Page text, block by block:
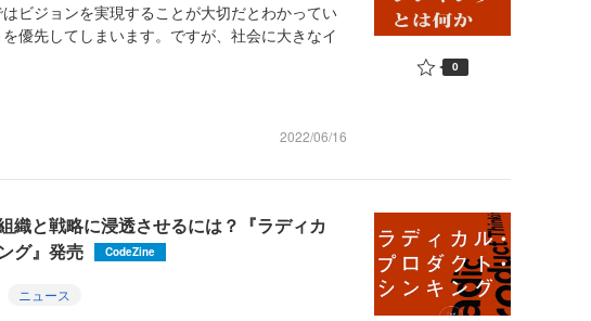
ビジョンを実現することが大切だとわかってい
優先してしまいます。ですが、社会に大きなイ
2022/06/16
0
織と戦略に浸透させるには？『ラディカ
グ』発売
CodeZine
ニュース